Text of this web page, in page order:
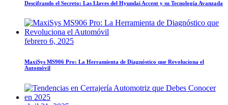
Descifrando el Secreto: Las Llaves del Hyundai Accent y su Tecnología Avanzada
febrero 6, 2025
MaxiSys MS906 Pro: La Herramienta de Diagnóstico que Revoluciona el
Automóvil